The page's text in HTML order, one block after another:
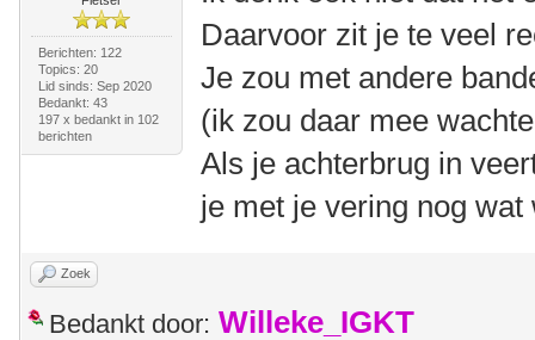
Berichten: 122
Topics: 20
Lid sinds: Sep 2020
Bedankt: 43
197 x bedankt in 102
berichten
Daarvoor zit je te veel
Je zou met andere
(ik zou daar mee
Als je achterbrug in
je met je vering nog wat
Zoek
Bedankt door: Willeke_IGKT